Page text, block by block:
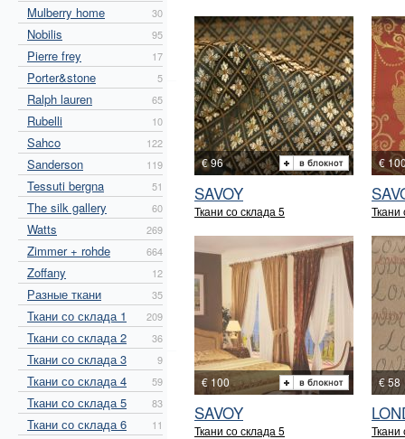
Mulberry home 30
Nobilis 95
Pierre frey 17
Porter&stone 5
Ralph lauren 65
Rubelli 10
Sahco 122
Sanderson 119
Tessuti bergna 51
The silk gallery 60
Watts 269
Zimmer + rohde 664
Zoffany 12
Разные ткани 35
Ткани со склада 1 209
Ткани со склада 2 36
Ткани со склада 3 9
Ткани со склада 4 59
Ткани со склада 5 83
Ткани со склада 6 11
€ 96
SAVOY
Ткани со склада 5
€
Ткани
€ 100
SAVOY
Ткани со склада 5
€ 58
Ткани